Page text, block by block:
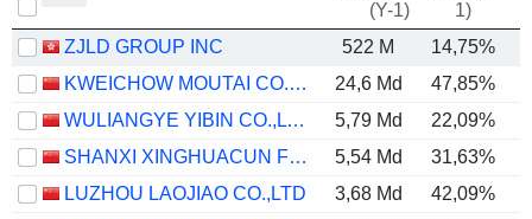
(Y-1)
1)
ZJLD GROUP INC 522 M 14,75%
KWEICHOW MOUTAI CO., LTD.
24,6 Md 47,85%
WULIANGYE YIBIN CO.,LTD.
5,79 Md 22,09%
SHANXI XINGHUACUN FEN WINE FACTORY CO.,LTD.
5,54 Md 31,63%
LUZHOU LAOJIAO CO.,LTD
3,68 Md 42,09%